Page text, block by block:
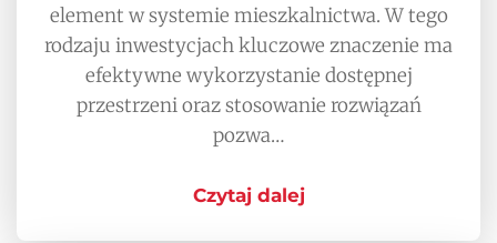
element w systemie mieszkalnictwa. W tego
rodzaju inwestycjach kluczowe znaczenie ma
efektywne wykorzystanie dostępnej
przestrzeni oraz stosowanie rozwiązań
pozwa…
Czytaj dalej